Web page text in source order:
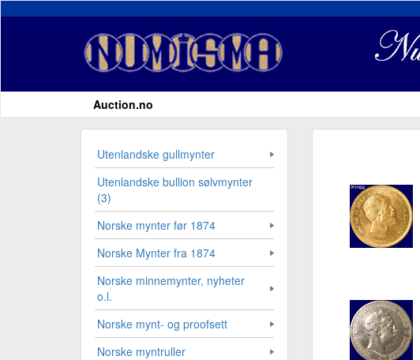
Auction.no
Utenlandske gullmynter
Utenlandske bullion sølvmynter
(3)
Norske mynter før 1874
Norske Mynter fra 1874
Norske minnemynter, nyheter
o.l.
Norske mynt- og proofsett
Norske myntruller